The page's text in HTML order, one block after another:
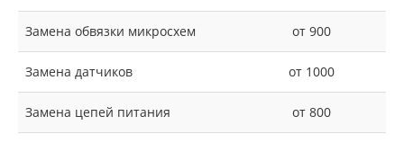
Замена обвязки микросхем от 900
Замена датчиков от 1000
Замена цепей питания от 800